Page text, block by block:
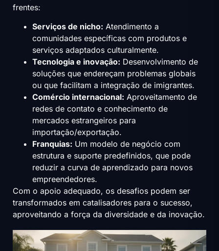
frentes:
Serviços de nicho: Atendimento a
comunidades específicas com produtos e
serviços adaptados culturalmente.
Tecnologia e inovação: Desenvolvimento de
soluções que endereçam problemas globais
ou que facilitam a integração de imigrantes.
Comércio internacional: Aproveitamento de
redes de contato e conhecimento de
mercados estrangeiros para
importação/exportação.
Franquias: Um modelo de negócio com
estrutura e suporte predefinidos, que pode
reduzir a curva de aprendizado para novos
empreendedores.
Com o apoio adequado, os desafios podem ser
transformados em catalisadores para o sucesso,
aproveitando a força da diversidade e da inovação.